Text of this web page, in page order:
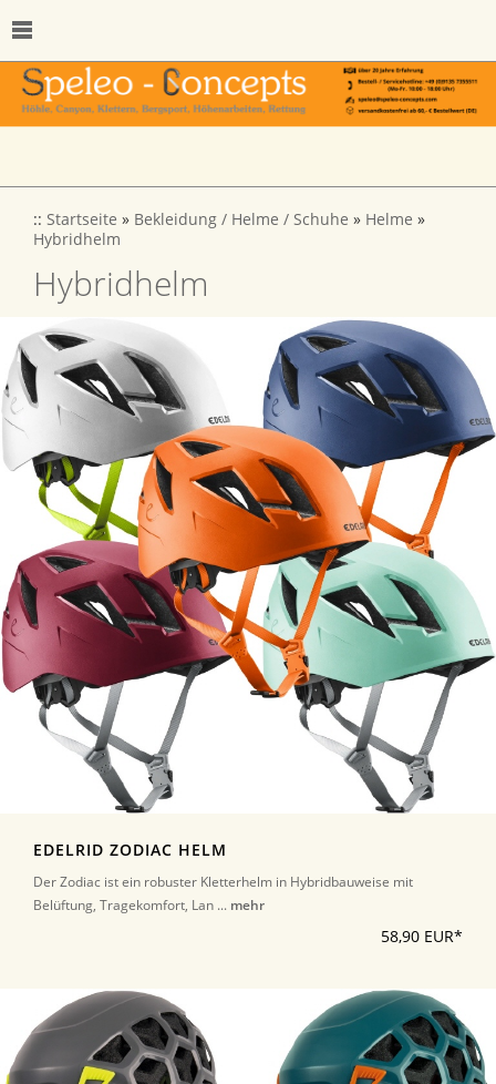
:: Startseite » Bekleidung / Helme / Schuhe » Helme »
Hybridhelm
Hybridhelm
EDELRID ZODIAC HELM
Der Zodiac ist ein robuster Kletterhelm in Hybridbauweise mit
Belüftung, Tragekomfort, Lan ... mehr
58,90 EUR*